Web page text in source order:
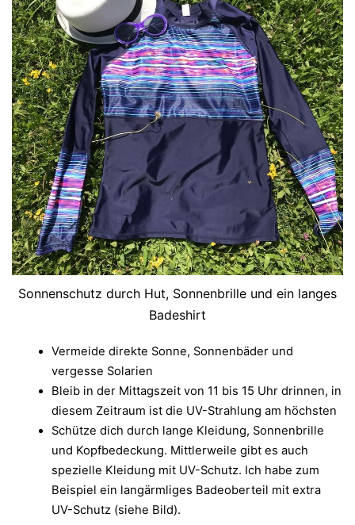
Sonnenschutz durch Hut, Sonnenbrille und ein langes
Badeshirt
Vermeide direkte Sonne, Sonnenbäder und
vergesse Solarien
Bleib in der Mittagszeit von 11 bis 15 Uhr drinnen, in
diesem Zeitraum ist die UV-Strahlung am höchsten
Schütze dich durch lange Kleidung, Sonnenbrille
und Kopfbedeckung. Mittlerweile gibt es auch
spezielle Kleidung mit UV-Schutz. Ich habe zum
Beispiel ein langärmliges Badeoberteil mit extra
UV-Schutz (siehe Bild).